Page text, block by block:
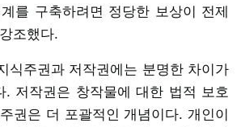
를 구축하려면 정당한 보상이 전제
조했다.
식주권과 저작권에는 분명한 차이가
. 저작권은 창작물에 대한 법적 보호
권은 더 포괄적인 개념이다. 개인이